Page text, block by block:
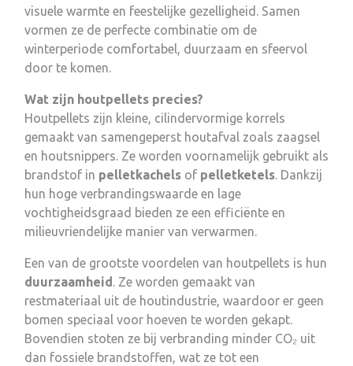
visuele warmte en feestelijke gezelligheid. Samen
vormen ze de perfecte combinatie om de
winterperiode comfortabel, duurzaam en sfeervol
door te komen.
Wat zijn houtpellets precies?
Houtpellets zijn kleine, cilindervormige korrels
gemaakt van samengeperst houtafval zoals zaagsel
en houtsnippers. Ze worden voornamelijk gebruikt als
brandstof in pelletkachels of pelletketels. Dankzij
hun hoge verbrandingswaarde en lage
vochtigheidsgraad bieden ze een efficiënte en
milieuvriendelijke manier van verwarmen.
Een van de grootste voordelen van houtpellets is hun
duurzaamheid. Ze worden gemaakt van
restmateriaal uit de houtindustrie, waardoor er geen
bomen speciaal voor hoeven te worden gekapt.
Bovendien stoten ze bij verbranding minder CO₂ uit
dan fossiele brandstoffen, wat ze tot een